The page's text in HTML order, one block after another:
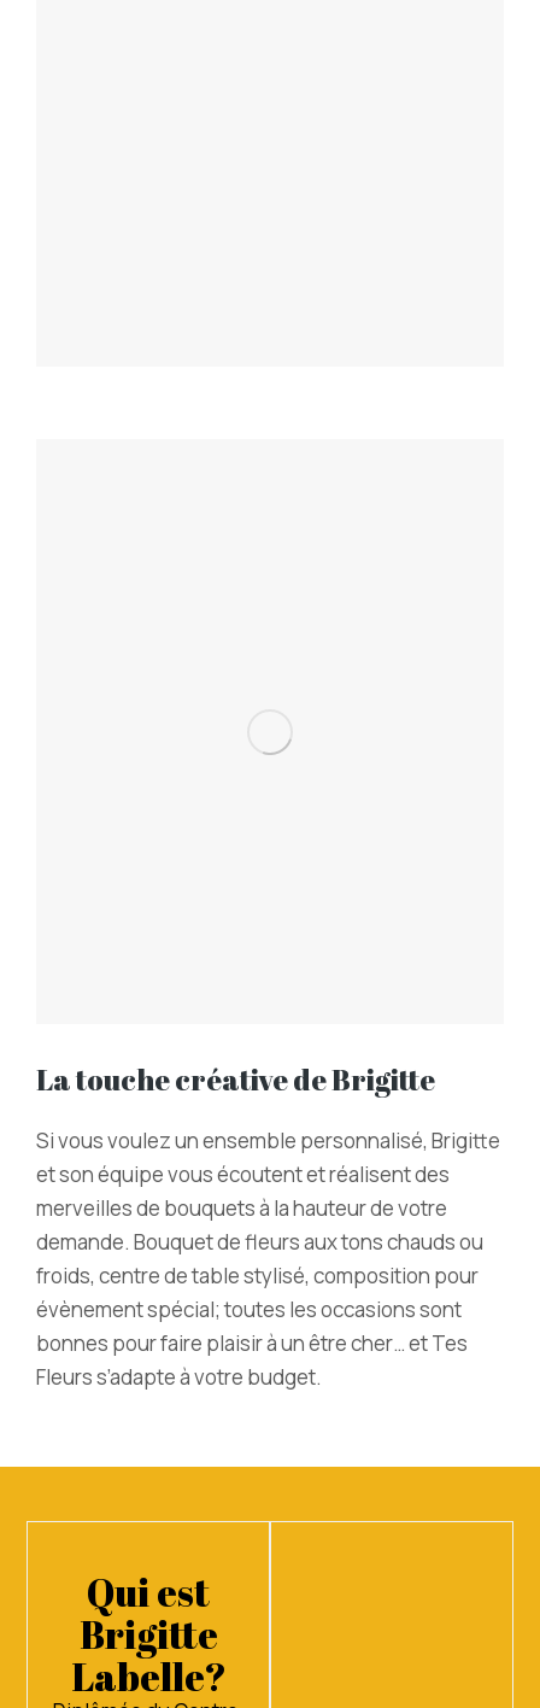
La touche créative de Brigitte
Si vous voulez un ensemble personnalisé, Brigitte
et son équipe vous écoutent et réalisent des
merveilles de bouquets à la hauteur de votre
demande. Bouquet de fleurs aux tons chauds ou
froids, centre de table stylisé, composition pour
évènement spécial; toutes les occasions sont
bonnes pour faire plaisir à un être cher… et Tes
Fleurs s’adapte à votre budget.
Qui est
Brigitte
Labelle?